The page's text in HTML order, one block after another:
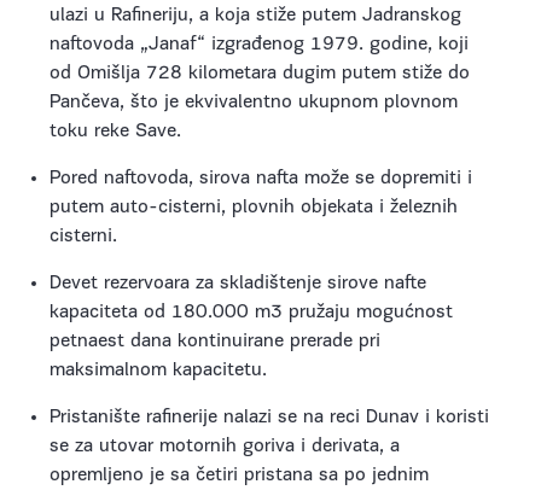
ulazi u Rafineriju, a koja stiže putem Jadranskog
naftovoda „Janaf“ izgrađenog 1979. godine, koji
od Omišlja 728 kilometara dugim putem stiže do
Pančeva, što je ekvivalentno ukupnom plovnom
toku reke Save.
Pored naftovoda, sirova nafta može se dopremiti i
putem auto-cisterni, plovnih objekata i železnih
cisterni.
Devet rezervoara za skladištenje sirove nafte
kapaciteta od 180.000 m3 pružaju mogućnost
petnaest dana kontinuirane prerade pri
maksimalnom kapacitetu.
Pristanište rafinerije nalazi se na reci Dunav i koristi
se za utovar motornih goriva i derivata, a
opremljeno je sa četiri pristana sa po jednim